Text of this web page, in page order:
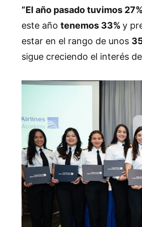
“El año pasado tuvimos
este año tenemos 33% y
estar en el rango de unos
sigue creciendo el interés